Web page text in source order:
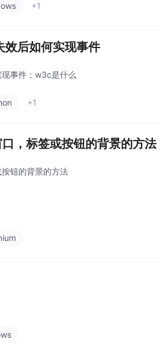
+1
后如何实现事件
事件；w3c是什么
+1
，标签或按钮的背景的方法
钮的背景的方法